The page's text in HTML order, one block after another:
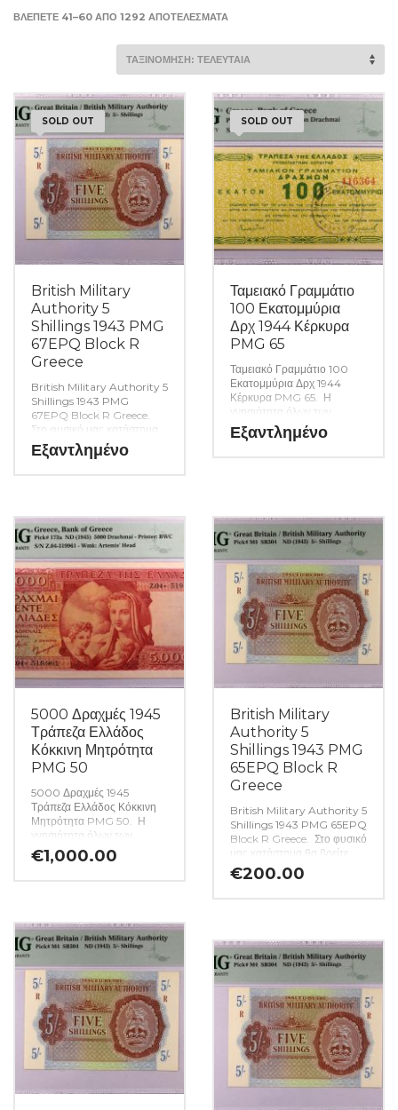
ΒΛΈΠΕΤΕ 41–60 ΑΠΌ 1292 ΑΠΟΤΕΛΈΣΜΑΤΑ
LATEST
SOLD OUT
British Military
Authority 5
Shillings 1943 PMG
67EPQ Block R
Greece
British Military Authority 5
Shillings 1943 PMG
67EPQ Block R Greece.
Στο φυσικό μας κατάστημα
θα βρείτε μεγάλη ποικιλία
ελληνικών και ξένων
αναλώσιμα για την συλλογή
σας.(Κωδ. 9906)
Εξαντλημένο
SOLD OUT
Ταμειακό Γραμμάτιο
100 Εκατομμύρια
Δρχ 1944 Κέρκυρα
PMG 65
Ταμειακό Γραμμάτιο 100
Εκατομμύρια Δρχ 1944
Κέρκυρα PMG 65. Η
γνησιότητα όλων των
χαρτονομισμάτων μας είναι
εγγυημένη εφ όρου ζωής
Εξαντλημένο
5000 Δραχμές 1945
Τράπεζα Ελλάδος
Κόκκινη Μητρότητα
PMG 50
5000 Δραχμές 1945
Τράπεζα Ελλάδος Κόκκινη
Μητρότητα PMG 50. Η
γνησιότητα όλων των
προϊόντων μας είναι
εγγυημένη εφ όρου ζωής
€1,000.00
British Military
Authority 5
Shillings 1943 PMG
65EPQ Block R
Greece
British Military Authority 5
Shillings 1943 PMG 65EPQ
Block R Greece. Στο φυσικό
μας κατάστημα θα βρείτε
μεγάλη ποικιλία ελληνικών
και ξένων νομισμάτων και
€200.00